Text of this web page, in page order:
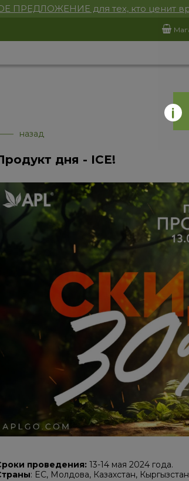
ПРЕДЛОЖЕНИЕ для тех, кто ценит
назад
дня - ICE!
проведения: 13-14 мая 2024 года.
: EC, Молдова, Казахстан,